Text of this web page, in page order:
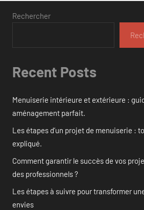
Rechercher
Recent Posts
Menuiserie intérieure et extérieure :
aménagement parfait.
Les étapes d’un projet de menuiserie :
expliqué.
Comment garantir le succès de vos
des professionnels ?
Les étapes à suivre pour transformer
envies